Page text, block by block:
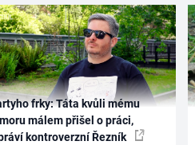
frky: Táta kvůli mému
málem přišel o práci,
kontroverzní Řezník